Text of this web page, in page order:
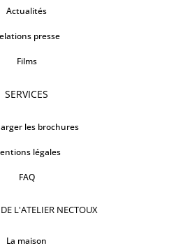
Actualités
presse
Films
SERVICES
les brochures
légales
FAQ
L'ATELIER NECTOUX
La maison